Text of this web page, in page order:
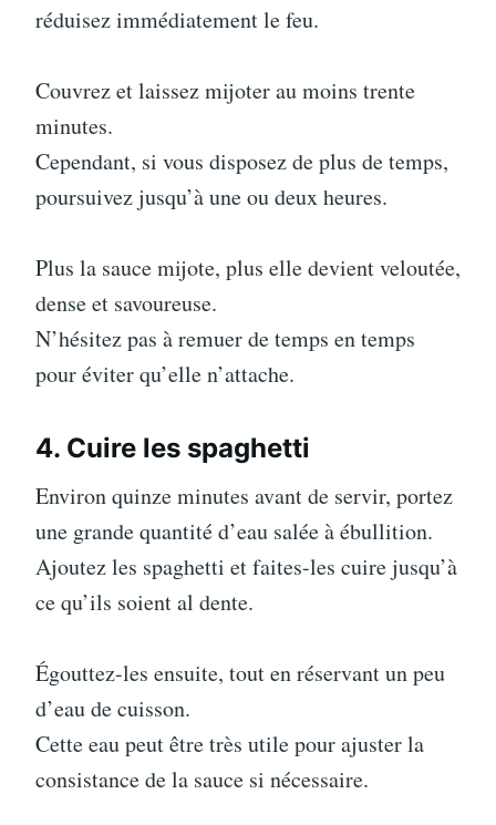
réduisez immédiatement le feu.
Couvrez et laissez mijoter au moins trente
minutes.
Cependant, si vous disposez de plus de temps,
poursuivez jusqu’à une ou deux heures.
Plus la sauce mijote, plus elle devient veloutée,
dense et savoureuse.
N’hésitez pas à remuer de temps en temps
pour éviter qu’elle n’attache.
4. Cuire les spaghetti
Environ quinze minutes avant de servir, portez
une grande quantité d’eau salée à ébullition.
Ajoutez les spaghetti et faites-les cuire jusqu’à
ce qu’ils soient al dente.
Égouttez-les ensuite, tout en réservant un peu
d’eau de cuisson.
Cette eau peut être très utile pour ajuster la
consistance de la sauce si nécessaire.